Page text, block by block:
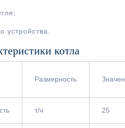
котла
Размерность
т/ч 25